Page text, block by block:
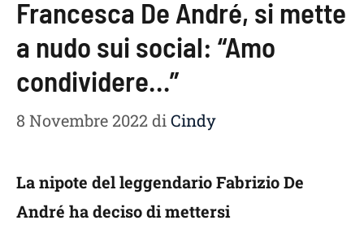
Francesca De André, si mette
a nudo sui social: “Amo
condividere…”
8 Novembre 2022diCindy
La nipote del leggendario Fabrizio De
André ha deciso di mettersi